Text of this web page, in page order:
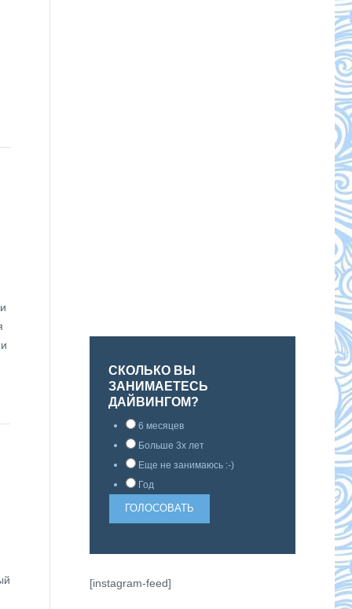
СКОЛЬКО ВЫ
ЗАНИМАЕТЕСЬ
ДАЙВИНГОМ?
6 месяцев
Больше 3х лет
Еще не занимаюсь :-)
Год
[instagram-feed]